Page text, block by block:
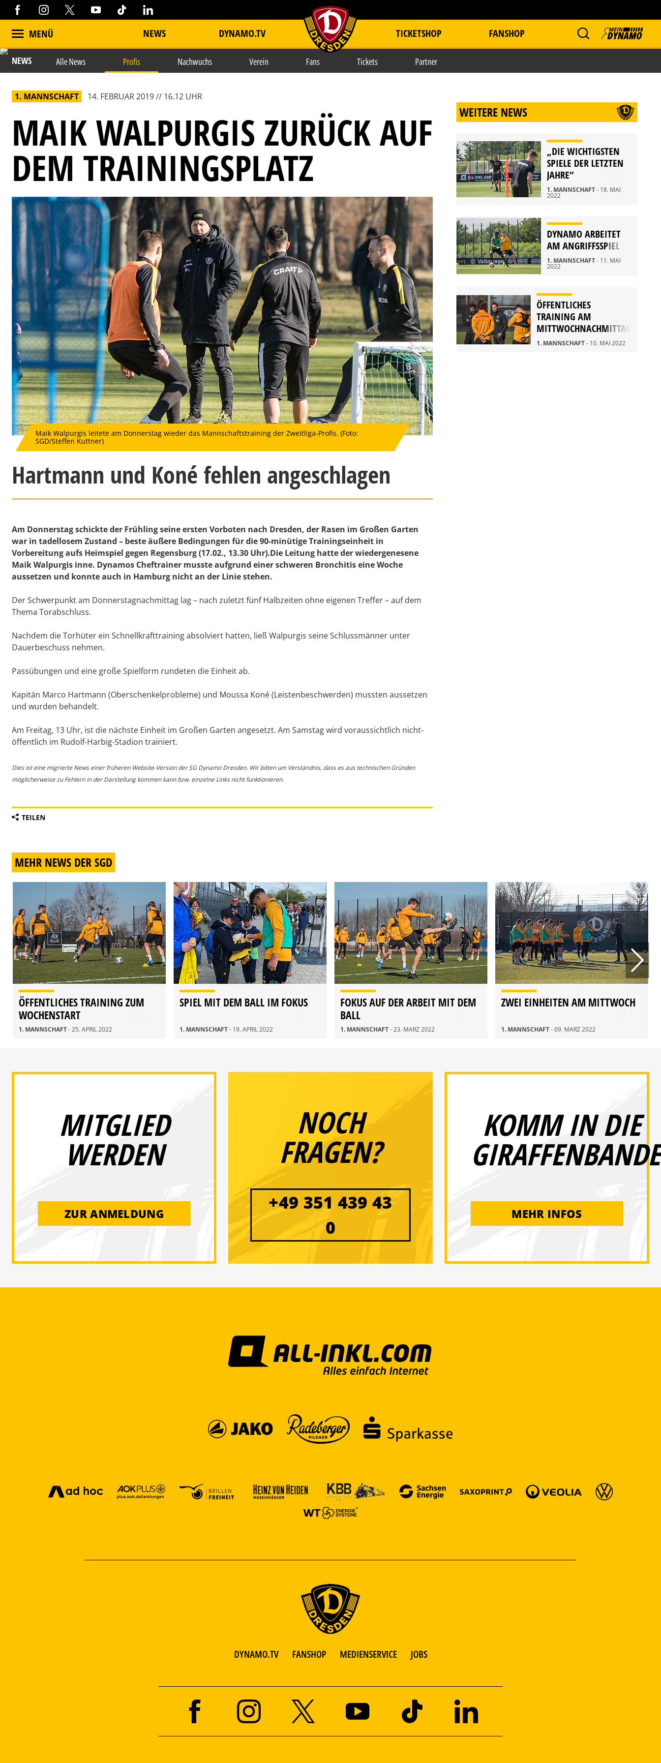
MENÜ NEWS DYNAMO.TV item.title TICKETSHOP FANSHOP
NEWS Alle News Profis Nachwuchs Verein Fans Tickets Partner
1. MANNSCHAFT 14. FEBRUAR 2019 // 16.12 UHR
MAIK WALPURGIS ZURÜCK AUF
DEM TRAININGSPLATZ
Maik Walpurgis leitete am Donnerstag wieder das Mannschaftstraining der Zweitliga-Profis. (Foto:
SGD/Steffen Kuttner)
Hartmann und Koné fehlen angeschlagen
Am Donnerstag schickte der Frühling seine ersten Vorboten nach Dresden, der Rasen im Großen Garten
war in tadellosem Zustand – beste äußere Bedingungen für die 90-minütige Trainingseinheit in
Vorbereitung aufs Heimspiel gegen Regensburg (17.02., 13.30 Uhr).Die Leitung hatte der wiedergenesene
Maik Walpurgis inne. Dynamos Cheftrainer musste aufgrund einer schweren Bronchitis eine Woche
aussetzen und konnte auch in Hamburg nicht an der Linie stehen.
Der Schwerpunkt am Donnerstagnachmittag lag – nach zuletzt fünf Halbzeiten ohne eigenen Treffer – auf dem
Thema Torabschluss.
Nachdem die Torhüter ein Schnellkrafttraining absolviert hatten, ließ Walpurgis seine Schlussmänner unter
Dauerbeschuss nehmen.
Passübungen und eine große Spielform rundeten die Einheit ab.
Kapitän Marco Hartmann (Oberschenkelprobleme) und Moussa Koné (Leistenbeschwerden) mussten aussetzen
und wurden behandelt.
Am Freitag, 13 Uhr, ist die nächste Einheit im Großen Garten angesetzt. Am Samstag wird voraussichtlich nicht-
öffentlich im Rudolf-Harbig-Stadion trainiert.
Dies ist eine migrierte News einer früheren Website-Version der SG Dynamo Dresden. Wir bitten um Verständnis, dass es aus technischen Gründen
möglicherweise zu Fehlern in der Darstellung kommen kann bzw. einzelne Links nicht funktionieren.
TEILEN
WEITERE NEWS
„DIE WICHTIGSTEN
SPIELE DER LETZTEN
JAHRE“
1. MANNSCHAFT- 18. MAI
2022
DYNAMO ARBEITET
AM ANGRIFFSSPIEL
1. MANNSCHAFT- 11. MAI
2022
ÖFFENTLICHES
TRAINING AM
MITTWOCHNACHMITTAG
1. MANNSCHAFT- 10. MAI 2022
MEHR NEWS DER SGD
ÖFFENTLICHES TRAINING ZUM
WOCHENSTART
1. MANNSCHAFT- 25. APRIL 2022
SPIEL MIT DEM BALL IM FOKUS
1. MANNSCHAFT- 19. APRIL 2022
FOKUS AUF DER ARBEIT MIT DEM
BALL
1. MANNSCHAFT- 23. MÄRZ 2022
ZWEI EINHEITEN AM MITTWOCH
1. MANNSCHAFT- 09. MÄRZ 2022
MITGLIED
WERDEN
ZUR ANMELDUNG
NOCH
FRAGEN?
+49 351 439 43
0
KOMM IN DIE
GIRAFFENBANDE
MEHR INFOS
DYNAMO.TV FANSHOP MEDIENSERVICE JOBS